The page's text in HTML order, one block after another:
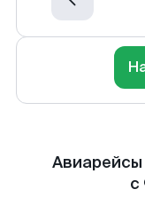
с